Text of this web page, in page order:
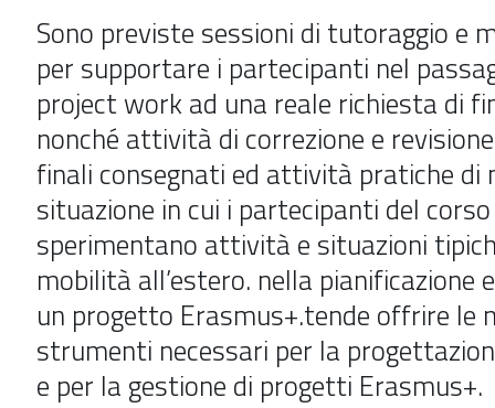
Sono previste sessioni di tutoraggio e
per supportare i partecipanti nel
project work ad una reale richiesta di
nonché attività di correzione e
finali consegnati ed attività pratiche di
situazione in cui i partecipanti del corso
sperimentano attività e situazioni
mobilità all’estero. nella pianificazione
un progetto Erasmus+.tende offrire le
strumenti necessari per la
e per la gestione di progetti Erasmus+.